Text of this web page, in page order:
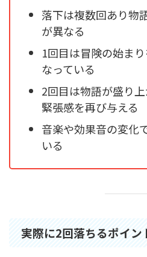
落下は複数回あり物
が異なる
1回目は冒険の始ま
なっている
2回目は物語が盛り
緊張感を再び与える
音楽や効果音の変化
いる
実際に2回落ちるポイン